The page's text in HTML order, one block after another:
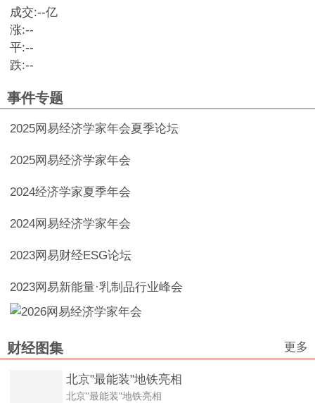
成交:--亿
涨:--
平:--
跌:--
事件专题
2025网易经济学家年会夏季论坛
2025网易经济学家年会
2024经济学家夏季年会
2024网易经济学家年会
2023网易财经ESG论坛
2023网易新能量·乳制品行业峰会
财经图集 更多
北京"最能装"地铁亮相
北京"最能装"地铁亮相